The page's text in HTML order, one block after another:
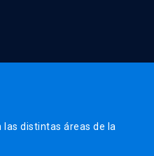
distintas áreas de la